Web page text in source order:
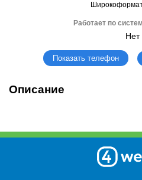
Работает по
Нет
Показать телефон
Описание